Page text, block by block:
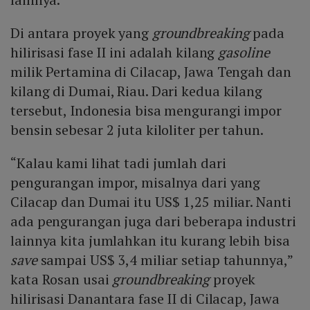
Di antara proyek yang groundbreakingpada
hilirisasi fase II ini adalah kilang gasoline
milik Pertamina di Cilacap, Jawa Tengah dan
kilang di Dumai, Riau. Dari kedua kilang
tersebut, Indonesia bisa mengurangi impor
bensin sebesar 2 juta kiloliter per tahun.
“Kalau kami lihat tadi jumlah dari
pengurangan impor, misalnya dari yang
Cilacap dan Dumai itu US$ 1,25 miliar. Nanti
ada pengurangan juga dari beberapa industri
lainnya kita jumlahkan itu kurang lebih bisa
savesampai US$ 3,4 miliar setiap tahunnya,”
kata Rosan usai groundbreakingproyek
hilirisasi Danantara fase II di Cilacap, Jawa